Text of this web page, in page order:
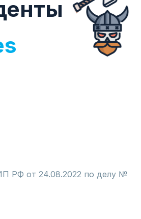
РФ от 24.08.2022 по делу №